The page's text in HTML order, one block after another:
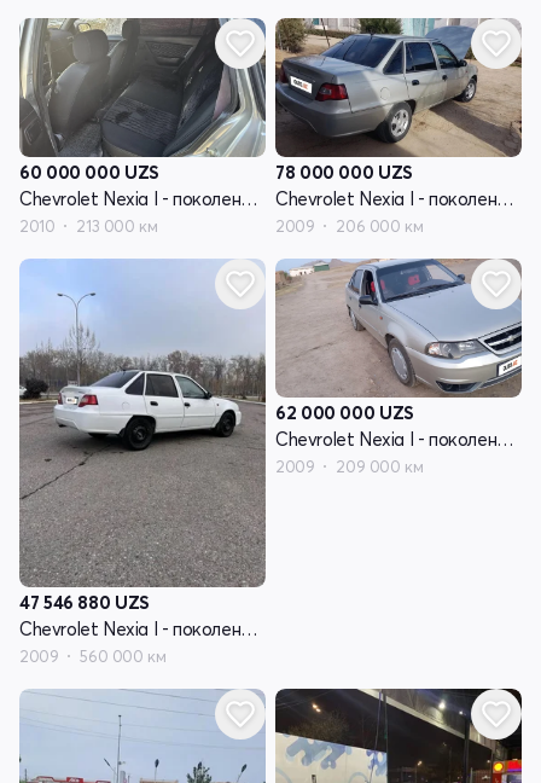
60 000 000 UZS
Chevrolet Nexia I - поколение рестайлинг
2010 213 000 км
78 000 000 UZS
Chevrolet Nexia I - поколение рестайлинг
2009 206 000 км
47 546 880 UZS
Chevrolet Nexia I - поколение рестайлинг
2009 560 000 км
62 000 000 UZS
Chevrolet Nexia I - поколение рестайлинг
2009 209 000 км